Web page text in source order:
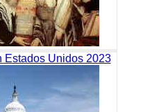
Estados Unidos 2023